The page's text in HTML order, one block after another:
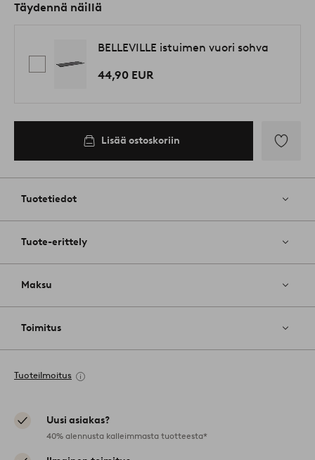
Täydennä näillä
BELLEVILLE istuimen vuori sohva
44,90 EUR
Lisää ostoskoriin
Tuotetiedot
Tuote-erittely
Maksu
Toimitus
Tuoteilmoitus
Uusi asiakas?
40% alennusta kalleimmasta tuotteesta*